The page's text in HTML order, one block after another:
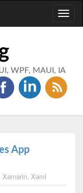
WPF, MAUI, IA
App
Xamarin, Xaml